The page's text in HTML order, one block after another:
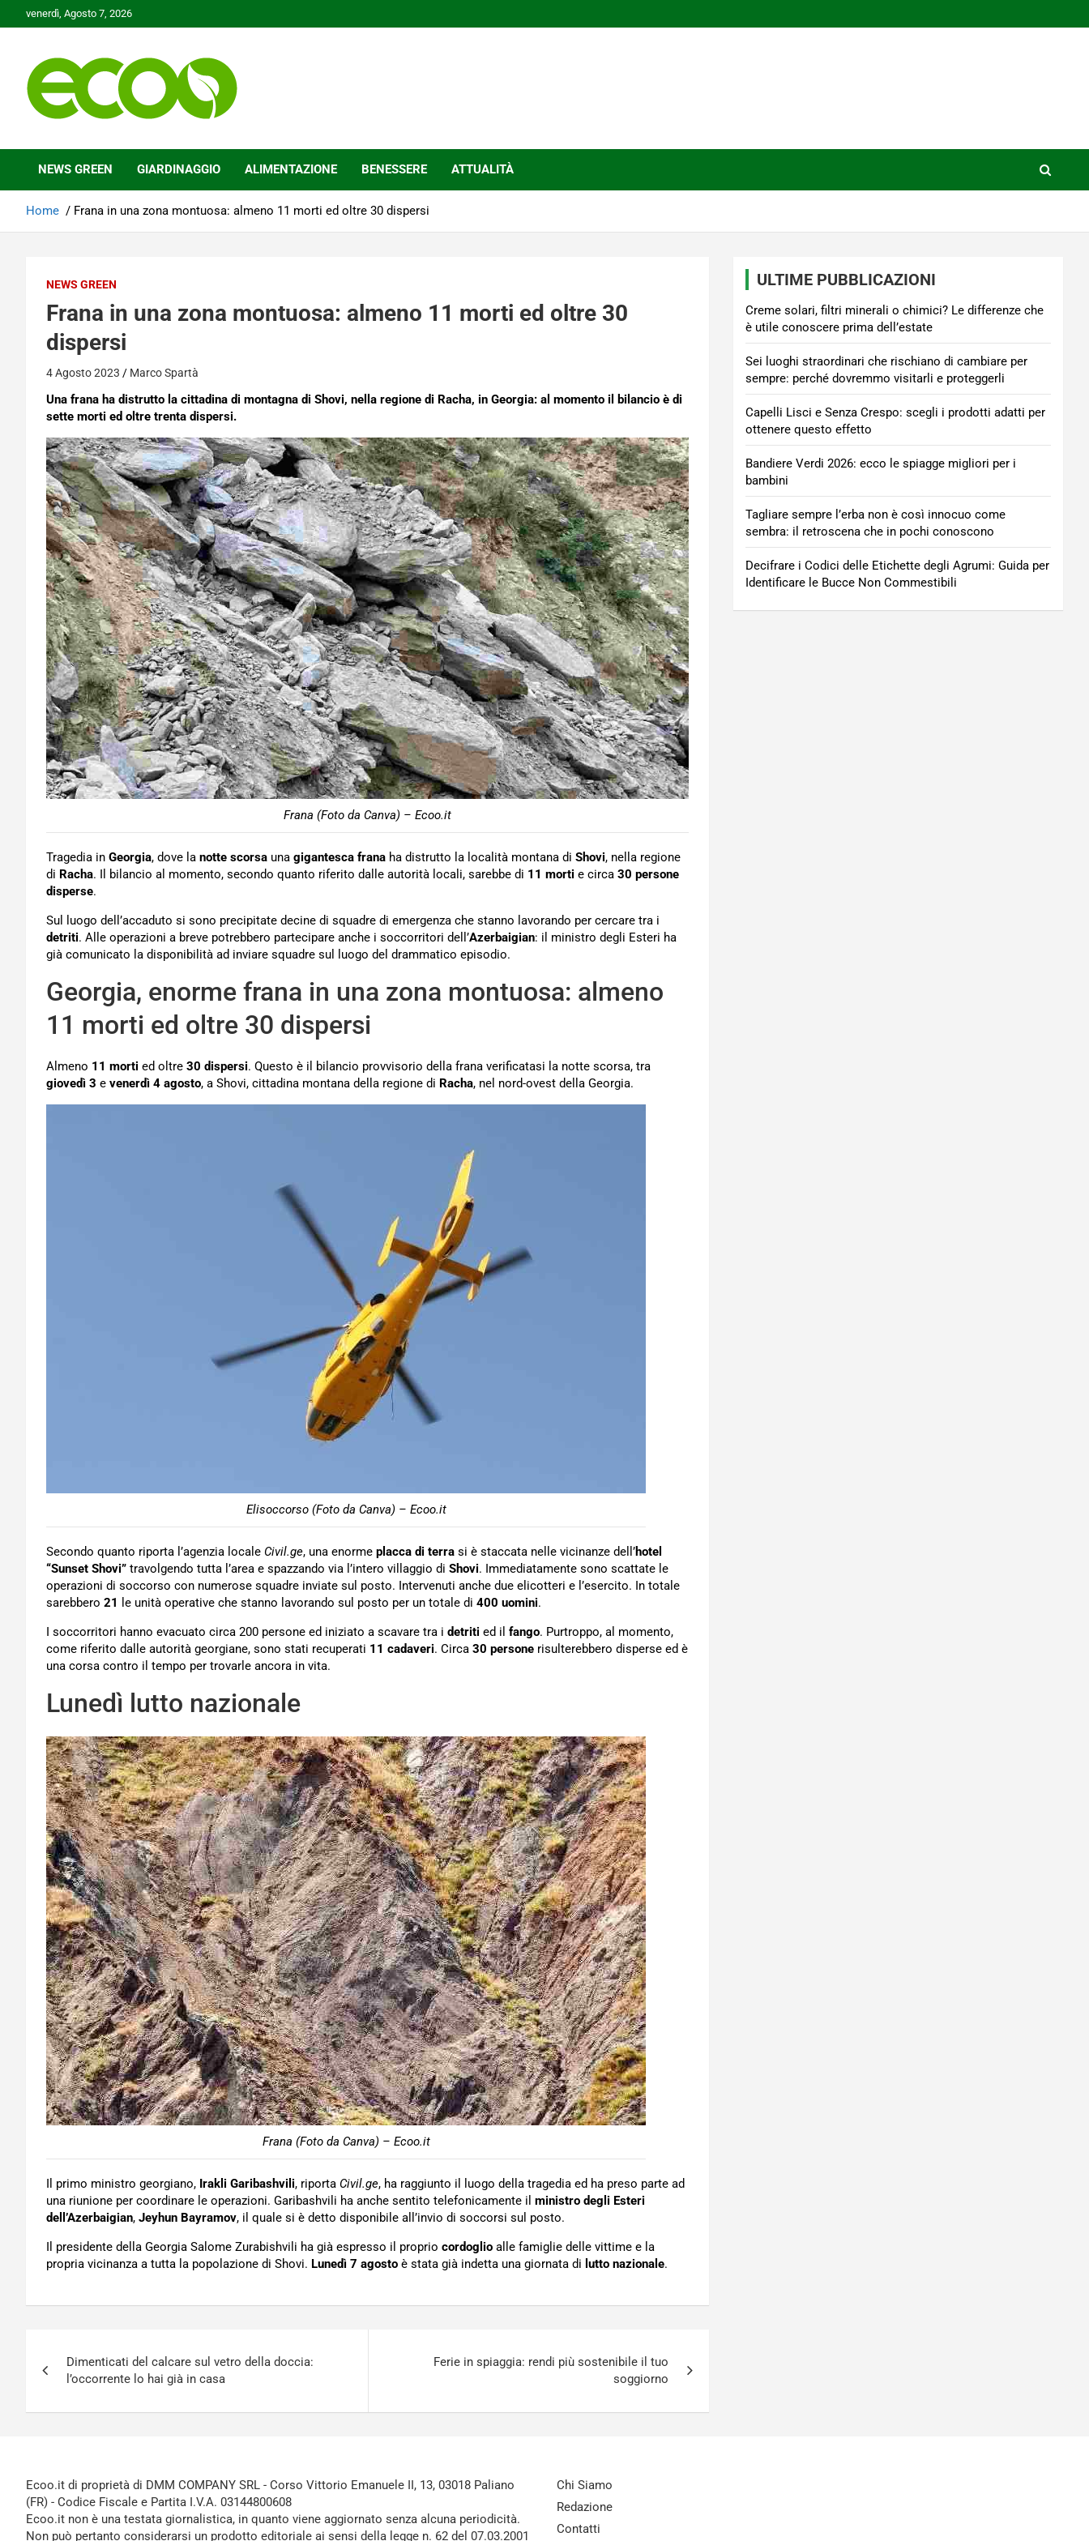
to
venerdì, Agosto 7, 2026
Ecoo.it
NEWS GREEN GIARDINAGGIO ALIMENTAZIONE BENESSERE ATTUALITÀ
Home Frana in una zona montuosa: almeno 11 morti ed oltre 30 dispersi
NEWS GREEN
Frana in una zona montuosa: almeno 11 morti ed oltre 30
dispersi
4 Agosto 2023 Marco Spartà
Una frana ha distrutto la cittadina di montagna di Shovi, nella regione di Racha, in Georgia: al momento il bilancio è di
sette morti ed oltre trenta dispersi.
Frana (Foto da Canva) – Ecoo.it
Tragedia in Georgia, dove la notte scorsa una gigantesca frana ha distrutto la località montana di Shovi, nella regione
di Racha. Il bilancio al momento, secondo quanto riferito dalle autorità locali, sarebbe di 11 morti e circa 30 persone
disperse.
Sul luogo dell’accaduto si sono precipitate decine di squadre di emergenza che stanno lavorando per cercare tra i
detriti. Alle operazioni a breve potrebbero partecipare anche i soccorritori dell’Azerbaigian: il ministro degli Esteri ha
già comunicato la disponibilità ad inviare squadre sul luogo del drammatico episodio.
Georgia, enorme frana in una zona montuosa: almeno
11 morti ed oltre 30 dispersi
Almeno 11 morti ed oltre 30 dispersi. Questo è il bilancio provvisorio della frana verificatasi la notte scorsa, tra
giovedì 3 e venerdì 4 agosto, a Shovi, cittadina montana della regione di Racha, nel nord-ovest della Georgia.
Elisoccorso (Foto da Canva) – Ecoo.it
Secondo quanto riporta l’agenzia locale Civil.ge, una enorme placca di terra si è staccata nelle vicinanze dell’hotel
“Sunset Shovi” travolgendo tutta l’area e spazzando via l’intero villaggio di Shovi. Immediatamente sono scattate le
operazioni di soccorso con numerose squadre inviate sul posto. Intervenuti anche due elicotteri e l’esercito. In totale
sarebbero 21 le unità operative che stanno lavorando sul posto per un totale di 400 uomini.
I soccorritori hanno evacuato circa 200 persone ed iniziato a scavare tra i detriti ed il fango. Purtroppo, al momento,
come riferito dalle autorità georgiane, sono stati recuperati 11 cadaveri. Circa 30 persone risulterebbero disperse ed è
una corsa contro il tempo per trovarle ancora in vita.
Lunedì lutto nazionale
Frana (Foto da Canva) – Ecoo.it
Il primo ministro georgiano, Irakli Garibashvili, riporta Civil.ge, ha raggiunto il luogo della tragedia ed ha preso parte ad
una riunione per coordinare le operazioni. Garibashvili ha anche sentito telefonicamente il ministro degli Esteri
dell’Azerbaigian, Jeyhun Bayramov, il quale si è detto disponibile all’invio di soccorsi sul posto.
Il presidente della Georgia Salome Zurabishvili ha già espresso il proprio cordoglio alle famiglie delle vittime e la
propria vicinanza a tutta la popolazione di Shovi. Lunedì 7 agosto è stata già indetta una giornata di lutto nazionale.
articoli
Dimenticati del calcare sul vetro della doccia:
l’occorrente lo hai già in casa
Ferie in spiaggia: rendi più sostenibile il tuo
soggiorno
ULTIME PUBBLICAZIONI
Creme solari, filtri minerali o chimici? Le differenze che
è utile conoscere prima dell’estate
Sei luoghi straordinari che rischiano di cambiare per
sempre: perché dovremmo visitarli e proteggerli
Capelli Lisci e Senza Crespo: scegli i prodotti adatti per
ottenere questo effetto
Bandiere Verdi 2026: ecco le spiagge migliori per i
bambini
Tagliare sempre l’erba non è così innocuo come
sembra: il retroscena che in pochi conoscono
Decifrare i Codici delle Etichette degli Agrumi: Guida per
Identificare le Bucce Non Commestibili
Ecoo.it di proprietà di DMM COMPANY SRL - Corso Vittorio Emanuele II, 13, 03018 Paliano
(FR) - Codice Fiscale e Partita I.V.A. 03144800608
Ecoo.it non è una testata giornalistica, in quanto viene aggiornato senza alcuna periodicità.
Non può pertanto considerarsi un prodotto editoriale ai sensi della legge n. 62 del 07.03.2001
Chi Siamo
Redazione
Contatti